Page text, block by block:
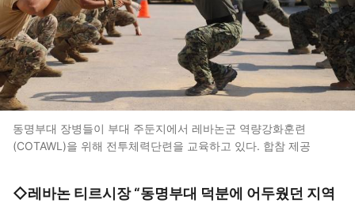
동명부대 장병들이 부대 주둔지에서 레바논군 역량강화훈련
(COTAWL)을 위해 전투체력단련을 교육하고 있다. 합참 제공
◇레바논 티르시장 “동명부대 덕분에 어두웠던 지역